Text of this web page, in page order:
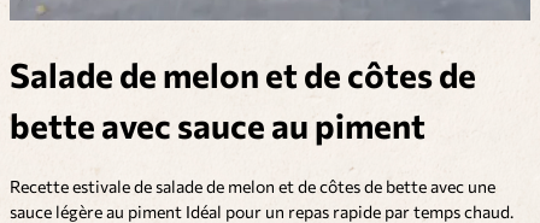
Salade de melon et de côtes de
bette avec sauce au piment
Recette estivale de salade de melon et de côtes de bette avec une
sauce légère au piment Idéal pour un repas rapide par temps chaud.